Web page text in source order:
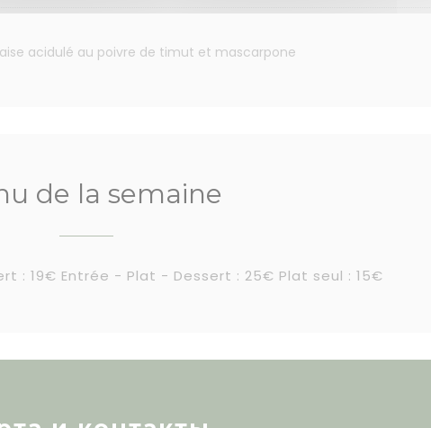
acidulé au poivre de timut et mascarpone
de la semaine
: 19€ Entrée - Plat - Dessert : 25€ Plat seul : 15€